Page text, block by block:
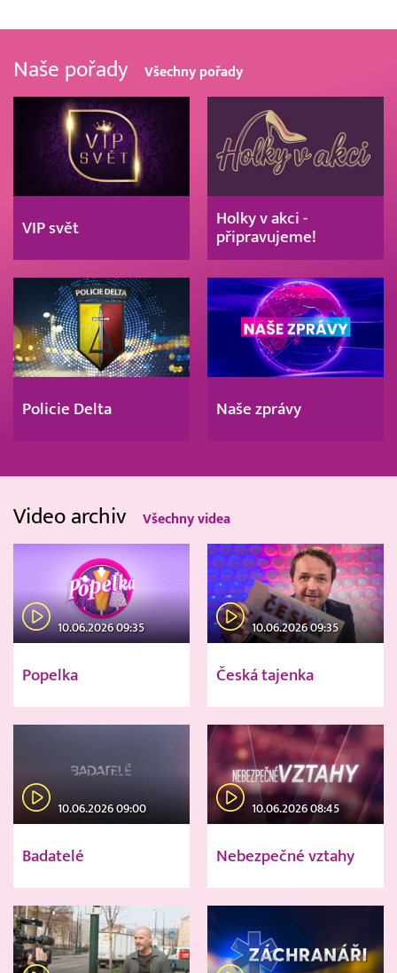
Naše pořady Všechny pořady
VIP svět
Holky v akci -
připravujeme!
Policie Delta Naše zprávy
Video archiv Všechny videa
10.06.2026 09:35
Popelka
10.06.2026 09:35
Česká tajenka
10.06.2026 09:00
Badatelé
10.06.2026 08:45
Nebezpečné vztahy